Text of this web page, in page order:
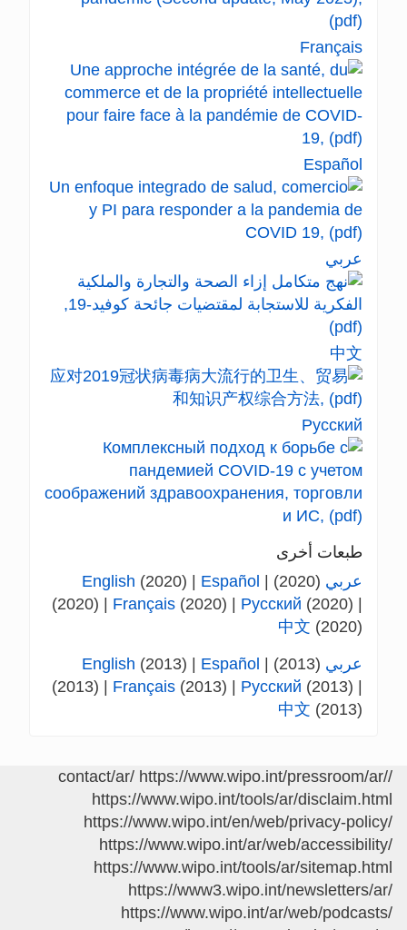
Français
Español
عربي
中文
Русский
طبعات أخرى
عربي (2020) |
English (2020) | Español
(2020) | Français (2020) | Русский (2020) |
中文 (2020)
عربي (2013) |
English (2013) | Español
(2013) | Français (2013) | Русский (2013) |
中文 (2013)
/contact/ar/
https://www.wipo.int/pressroom/ar/
https://www.wipo.int/tools/ar/disclaim.html
https://www.wipo.int/en/web/privacy-policy/
https://www.wipo.int/ar/web/accessibility/
https://www.wipo.int/tools/ar/sitemap.html
https://www3.wipo.int/newsletters/ar/
https://www.wipo.int/ar/web/podcasts/